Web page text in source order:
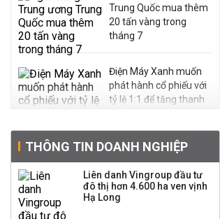
Trung Quốc mua thêm
20 tấn vàng trong
tháng 7
Điện Máy Xanh muốn
phát hành cổ phiếu với
tỷ lệ 1:1 để tăng thanh
Sau nhịp điều chỉnh
mạnh, CTCK nhìn thấy
cơ hội ở nhóm cổ phiếu
nào?
THÔNG TIN DOANH NGHIỆP
Liên danh Vingroup đầu tư
đô thị hơn 4.600 ha ven vịnh
Hạ Long